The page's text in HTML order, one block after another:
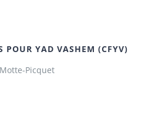
POUR YAD VASHEM (CFYV)
Picquet